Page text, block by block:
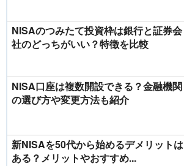
NISAのつみたて投資枠は銀行と証券会
社のどっちがいい？特徴を比較
NISA口座は複数開設できる？金融機関
の選び方や変更方法も紹介
新NISAを50代から始めるデメリットは
ある？メリットやおすすめ...